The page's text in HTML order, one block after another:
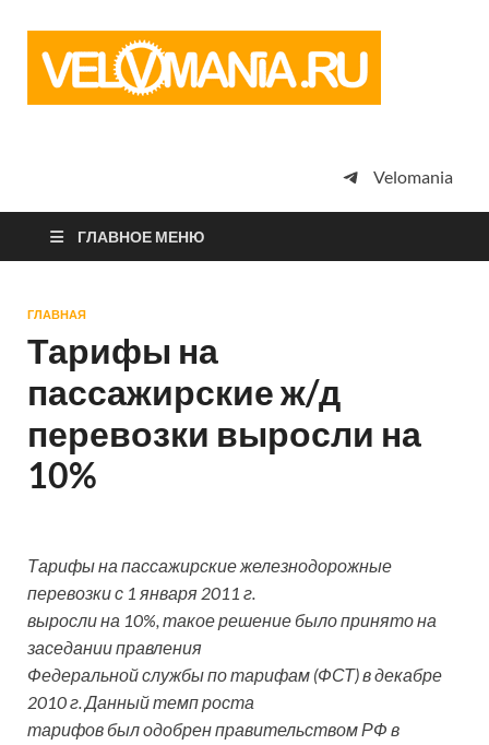
просто
Velomania
ГЛАВНОЕ МЕНЮ
ГЛАВНАЯ
Тарифы на
пассажирские ж/д
перевозки выросли на
10%
Тарифы на пассажирские железнодорожные
перевозки с 1 января 2011 г.
выросли на 10%, такое решение было принято на
заседании правления
Федеральной службы по тарифам (ФСТ) в декабре
2010 г. Данный темп роста
тарифов был одобрен правительством РФ в